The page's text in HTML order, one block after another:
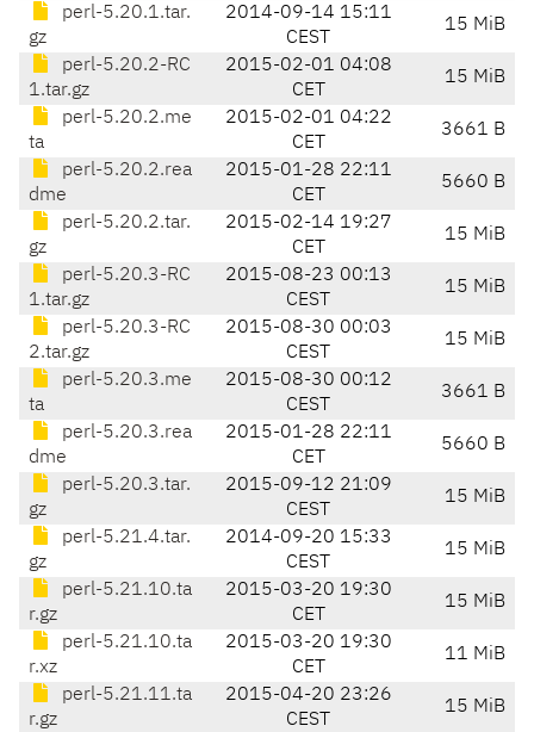
perl-5.20.1.tar.
gz
2014-09-14 15:11
CEST
15 MiB
perl-5.20.2-RC
1.tar.gz
2015-02-01 04:08
CET
15 MiB
perl-5.20.2.me
ta
2015-02-01 04:22
CET
3661 B
perl-5.20.2.rea
dme
2015-01-28 22:11
CET
5660 B
perl-5.20.2.tar.
gz
2015-02-14 19:27
CET
15 MiB
perl-5.20.3-RC
1.tar.gz
2015-08-23 00:13
CEST
15 MiB
perl-5.20.3-RC
2.tar.gz
2015-08-30 00:03
CEST
15 MiB
perl-5.20.3.me
ta
2015-08-30 00:12
CEST
3661 B
perl-5.20.3.rea
dme
2015-01-28 22:11
CET
5660 B
perl-5.20.3.tar.
gz
2015-09-12 21:09
CEST
15 MiB
perl-5.21.4.tar.
gz
2014-09-20 15:33
CEST
15 MiB
perl-5.21.10.ta
r.gz
2015-03-20 19:30
CET
15 MiB
perl-5.21.10.ta
r.xz
2015-03-20 19:30
CET
11 MiB
perl-5.21.11.ta
r.gz
2015-04-20 23:26
CEST
15 MiB